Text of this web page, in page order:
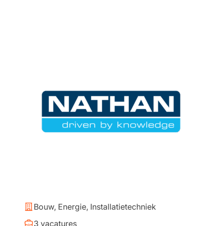
Bouw, Energie, Installatietechniek
3 vacatures